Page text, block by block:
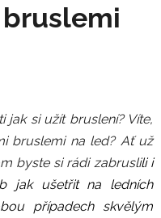
jak si užít bruslení? Víte,
bruslemi na led? Ať už
byste si rádi zabruslili i
jak ušetřit na ledních
případech skvělým